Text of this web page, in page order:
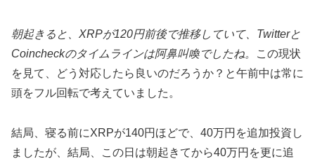
朝起きると、XRPが120円前後で推移していて、Twitterと
Coincheckのタイムラインは阿鼻叫喚でしたね。
この現状
を見て、どう対応したら良いのだろうか？と午前中は常に
頭をフル回転で考えていました。
結局、寝る前にXRPが140円ほどで、40万円を追加投資し
ましたが、結局、この日は朝起きてから40万円を更に追